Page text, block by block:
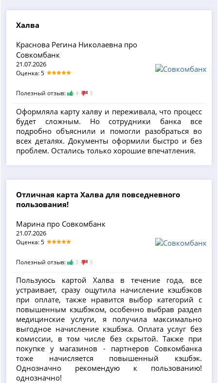
Халва
Краснова Регина Николаевна про
Совкомбанк
21.07.2026
Оценка: 5
Полезный отзыв: 4 3
Оформляла карту халву и переживала, что процесс
будет сложным. Но сотрудники банка все
подробно объяснили и помогли разобраться во
всех деталях. Документы оформили быстро и без
проблем. Остались только хорошие впечатления.
Отличная карта Халва для повседневного
пользования!
Марина про Совкомбанк
21.07.2026
Оценка: 5
Полезный отзыв: 3 3
Пользуюсь картой Халва в течение года, все
устраивает, сразу ощутила начисление кэшбэков
при оплате, также нравится выбор категорий с
повышенным кэшбэком, особенно выбрав раздел
медицинские услуги, я получила максимально
выгодное начисление кэшбэка. Оплата услуг без
комиссии, в том числе без скрытой. Также при
покупке у магазинов - партнеров Совкомбанка
тоже начисляется повышенный кэшбэк.
Однозначно рекомендую к пользованию!
однозначно!